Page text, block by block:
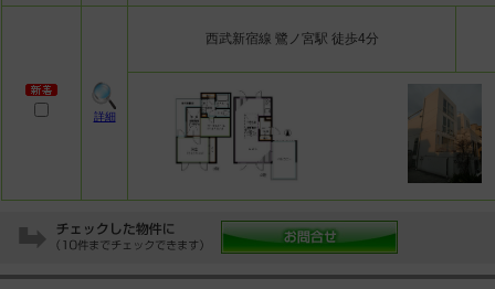
詳細
西武新宿線 鷺ノ宮駅 徒歩4分